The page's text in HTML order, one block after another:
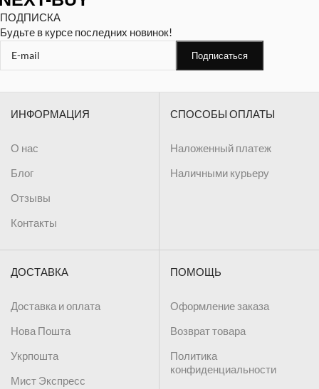
ПОДПИСКА
Будьте в курсе последних новинок!
ИНФОРМАЦИЯ
О нас
Блог
Отзывы
Контакты
СПОСОБЫ ОПЛАТЫ
Наложенный платеж
Наличными курьеру
ДОСТАВКА
Доставка и оплата
Нова Пошта
Укрпошта
Мист Экспресс
ПОМОЩЬ
Оформление заказа
Возврат товара
Политика
конфиденциальности